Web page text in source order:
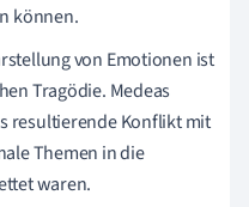
können.
von Emotionen ist
Tragödie. Medeas
resultierende Konflikt mit
Themen in die
waren.